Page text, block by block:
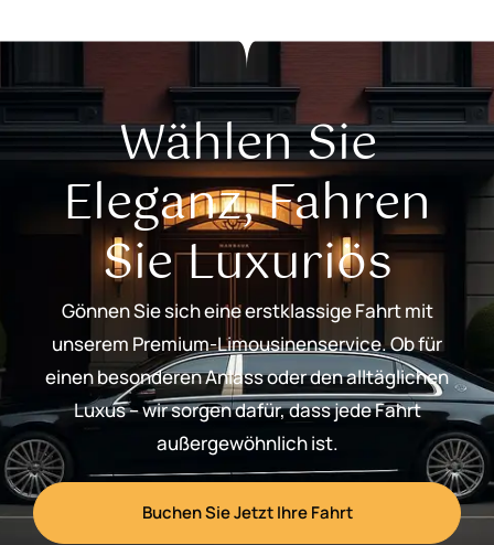
Wählen Sie
Eleganz, Fahren
Sie Luxuriös
Gönnen Sie sich eine erstklassige Fahrt mit
unserem Premium-Limousinenservice. Ob für
einen besonderen Anlass oder den alltäglichen
Luxus – wir sorgen dafür, dass jede Fahrt
außergewöhnlich ist.
Buchen Sie Jetzt Ihre Fahrt